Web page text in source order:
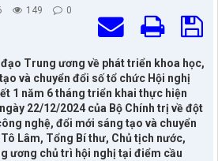
149 0
Trung ương về phát triển khoa học,
và chuyển đổi số tổ chức Hội nghị
1 năm 6 tháng triển khai thực hiện
22/12/2024 của Bộ Chính trị về đột
nghệ, đổi mới sáng tạo và chuyển
Lâm, Tổng Bí thư, Chủ tịch nước,
ương chủ trì hội nghị tại điểm cầu